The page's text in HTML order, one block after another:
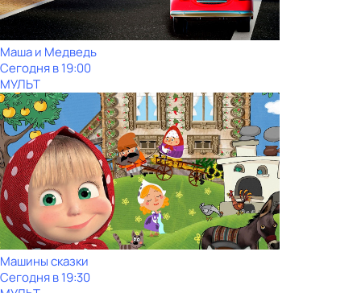
Маша и Медведь
Сегодня в 19:00
МУЛЬТ
Машины сказки
Сегодня в 19:30